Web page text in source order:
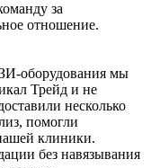
за
отношение.
оборудования мы
Трейд и не
несколько
помогли
клиники.
без навязывания